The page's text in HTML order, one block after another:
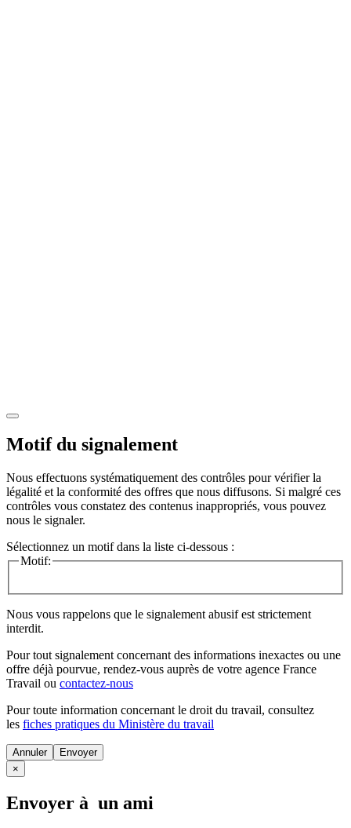
Motif du signalement
Nous effectuons systématiquement des contrôles pour vérifier la
légalité et la conformité des offres que nous diffusons. Si malgré ces
contrôles vous constatez des contenus inappropriés, vous pouvez
nous le signaler.
Sélectionnez un motif dans la liste ci-dessous :
Motif:
Nous vous rappelons que le signalement abusif est strictement
interdit.
Pour tout signalement concernant des informations inexactes ou une
offre déjà pourvue, rendez-vous auprès de votre agence France
Travail ou contactez-nous
Pour toute information concernant le droit du travail, consultez
les fiches pratiques du Ministère du travail
Annuler
×
Envoyer à un ami